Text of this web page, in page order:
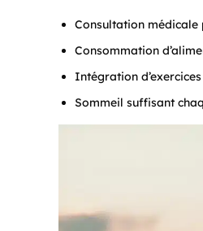
Consultation
Consommation
Intégration
Sommeil suffisant